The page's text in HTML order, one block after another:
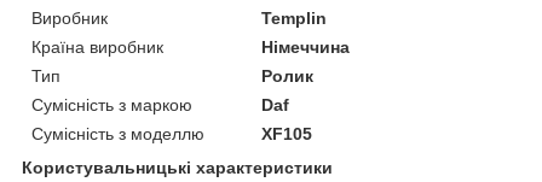
Виробник
Templin
Країна виробник
Німеччина
Тип
Ролик
Сумісність з маркою
Daf
Сумісність з моделлю
XF105
Користувальницькі характеристики